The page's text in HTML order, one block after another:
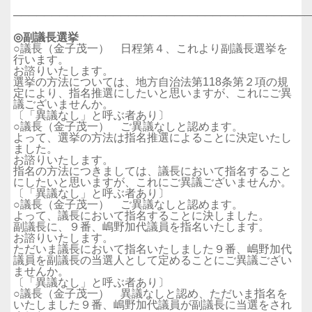
◎副議長選挙
○議長（金子茂一） 日程第４、これより副議長選挙を
行います。
お諮りいたします。
選挙の方法については、地方自治法第118条第２項の規
定により、指名推選にしたいと思いますが、これにご異
議ございませんか。
〔「異議なし」と呼ぶ者あり〕
○議長（金子茂一） ご異議なしと認めます。
よって、選挙の方法は指名推選によることに決定いたし
ました。
お諮りいたします。
指名の方法につきましては、議長において指名すること
にしたいと思いますが、これにご異議ございませんか。
〔「異議なし」と呼ぶ者あり〕
○議長（金子茂一） ご異議なしと認めます。
よって、議長において指名することに決しました。
副議長に、９番、嶋野加代議員を指名いたします。
お諮りいたします。
ただいま議長において指名いたしました９番、嶋野加代
議員を副議長の当選人として定めることにご異議ござい
ませんか。
〔「異議なし」と呼ぶ者あり〕
○議長（金子茂一） 異議なしと認め、ただいま指名を
いたしました９番、嶋野加代議員が副議長に当選をされ